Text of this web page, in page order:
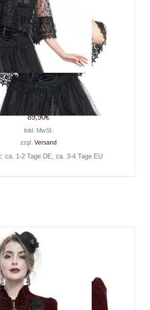
Cape Moonlit Widow
Lace
89,90€
Inkl. MwSt.
zzgl. Versand
ca. 1-2 Tage DE, ca. 3-4 Tage EU